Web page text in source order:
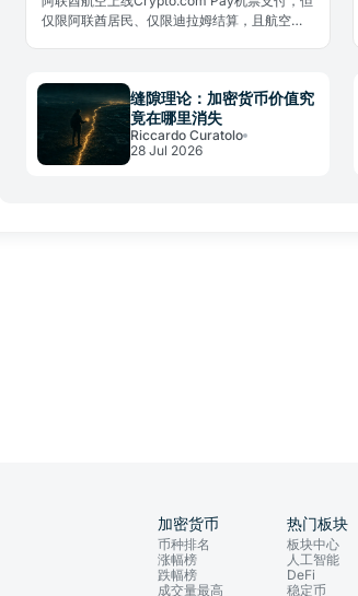
仅限阿联酋居民、仅限迪拉姆结算，且航空公
缝隙理论：加密货币价值究
竟在哪里消失
Riccardo Curatolo
28 Jul 2026
加密货币
币种排名
涨幅榜
跌幅榜
成交量最高
热门板块
板块中心
人工智能
DeFi
稳定币